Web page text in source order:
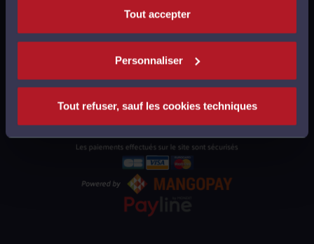
Tout accepter
Personnaliser
Tout refuser, sauf les cookies techniques
POLITIQUE DES COOKIES
CGU AVOCATS
CGUV UTILISATEURS
PLAN DU SITE
SUPPORT